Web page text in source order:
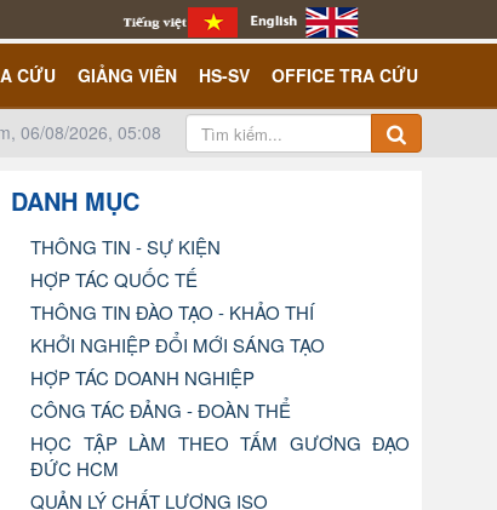
CỨU GIẢNG VIÊN HS-SV OFFICE TRA CỨU
06/08/2026, 05:08
DANH MỤC
THÔNG TIN - SỰ KIỆN
HỢP TÁC QUỐC TẾ
THÔNG TIN ĐÀO TẠO - KHẢO THÍ
KHỞI NGHIỆP ĐỔI MỚI SÁNG TẠO
HỢP TÁC DOANH NGHIỆP
CÔNG TÁC ĐẢNG - ĐOÀN THỂ
HỌC TẬP LÀM THEO TẤM GƯƠNG ĐẠO
ĐỨC HCM
QUẢN LÝ CHẤT LƯỢNG ISO